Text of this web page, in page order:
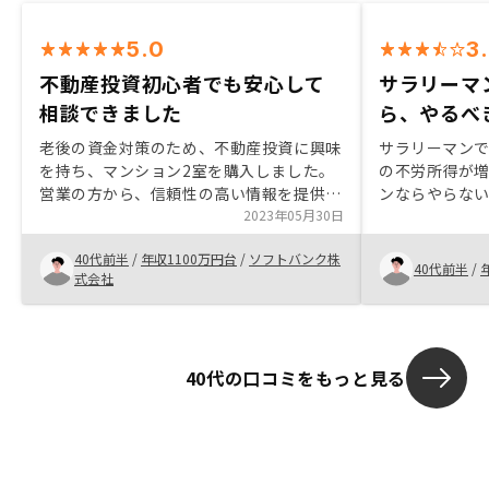
5.0
不動産投資初心者でも安心して
相談できました
老後の資金対策のため、不動産投資に興味
を持ち、マンション2室を購入しました。
営業の方から、信頼性の高い情報を提供し
ていただき、安心して購入することができ
ました。実感はまだ薄いですが、アプリで
簡単に管理できるため、手軽に資産管理で
きる安心感があります。将来に向けた資産
形成に興味のある方には、不動産投資はぜ
2023年05月30日
40代前半 / 年収1100万円台 / ソフトバンク株
式会社
サラリーマ
ら、やるべ
サラリーマン
の不労所得が
ンならやらな
たが、キチン
も下がること
ぜひやるべき
済が1万円前
るのは否め
くは若干のプ
落とせば、本
40代前半 /
40代の口コミをもっと見る